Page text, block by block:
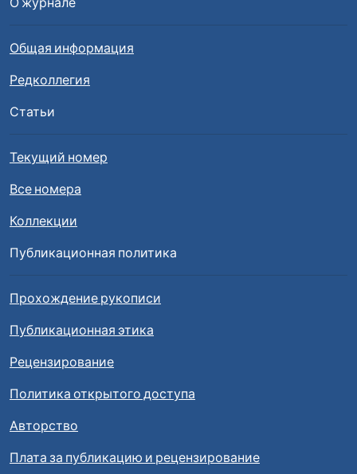
Общая информация
Редколлегия
Статьи
Текущий номер
Все номера
Коллекции
Публикационная политика
Прохождение рукописи
Публикационная этика
Рецензирование
Политика открытого доступа
Авторство
Плата за публикацию и рецензирование